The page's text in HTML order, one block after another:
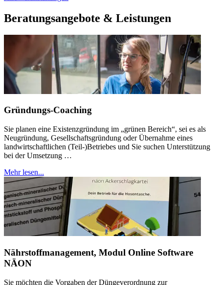
Beratungsangebote & Leistungen
Gründungs-Coaching
Sie planen eine Existenzgründung im „grünen Bereich“, sei es als
Neugründung, Gesellschaftsgründung oder Übernahme eines
landwirtschaftlichen (Teil-)Betriebes und Sie suchen Unterstützung
bei der Umsetzung …
Mehr lesen...
Nährstoffmanagement, Modul Online Software
NÄON
Sie möchten die Vorgaben der Düngeverordnung zur